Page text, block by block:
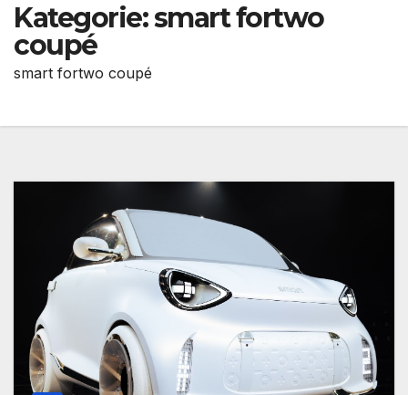
Kategorie:smart fortwo
coupé
smart fortwo coupé